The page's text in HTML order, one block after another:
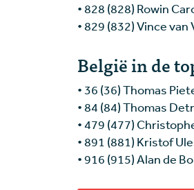
• 828 (828) Rowin
• 829 (832) Vince van
België in de
• 36 (36) Thomas
• 84 (84) Thomas
• 479 (477)
• 891 (881) Kristof
• 916 (915) Alan de